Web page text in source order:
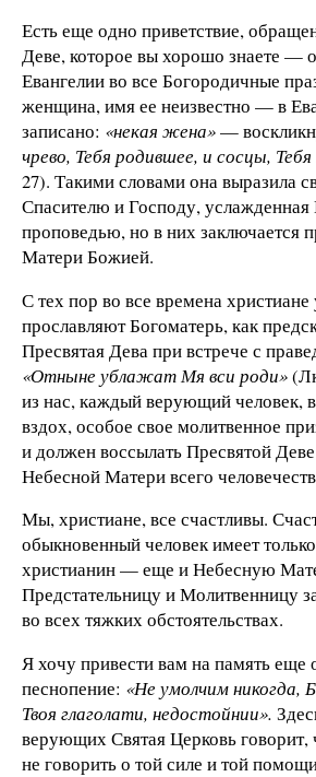
Есть еще одно приветствие,
Деве, которое вы хорошо знаете —
Евангелии во все Богородичные
женщина, имя ее неизвестно — в
записано: «некая жена»—
чрево, Тебя родившее, и сосцы,
27). Такими словами она выразила
Спасителю и Господу,
проповедью, но в них заключается
Матери Божией.
С тех пор во все времена
прославляют Богома­терь, как
Пресвятая Дева при встрече с
«Отныне ублажат Мя вси роди»
из нас, каждый верующий человек,
вздох, особое свое молит­венное
и должен воссылать Пресвятой
Небесной Матери всего
Мы, христиане, все счастливы.
обыкновенный человек имеет
христианин — еще и Небесную
Предстательницу и Молитвенницу
во всех тяжких обстоятельствах.
Я хочу привести вам на память еще
песнопение: «Не умолчим никогда,
Твоя глаголати, недостойнии».
верующих Святая Церковь
не говорить о той силе и той